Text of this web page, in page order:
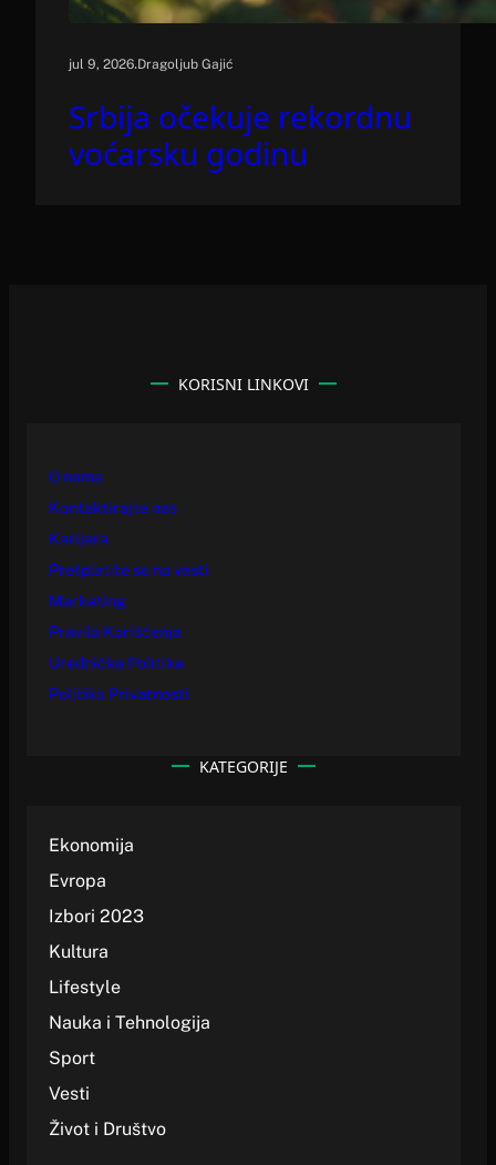
jul 9, 2026.Dragoljub Gajić
Srbija očekuje rekordnu
voćarsku godinu
KORISNI LINKOVI
O nama
Kontaktirajte nas
Karijera
Pretplatite se na vesti
Marketing
Pravila Korišćenja
Urednička Politika
Politika Privatnosti
KATEGORIJE
Ekonomija
Evropa
Izbori 2023
Kultura
Lifestyle
Nauka i Tehnologija
Sport
Vesti
Život i Društvo